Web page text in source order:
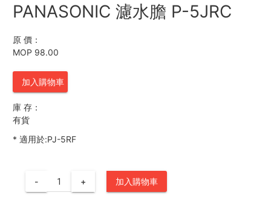
PANASONIC 濾水膽 P-5JRC
原 價：
MOP 98.00
加入購物車
庫 存：
有貨
* 適用於:PJ-5RF
- + 加入購物車